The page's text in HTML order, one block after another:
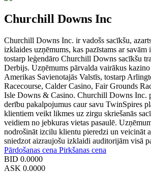
Churchill Downs Inc
Churchill Downs Inc. ir vadošs sacīkšu,
izklaides uzņēmums, kas pazīstams ar
tostarp leģendāro Churchill Downs sacīkšu
Derbijs. Uzņēmums pārvalda vairākus kazino
Amerikas Savienotajās Valstīs, tostarp
Racecourse, Calder Casino, Fair Grounds
Isle Downs & Casino. Churchill Downs Inc.
derību pakalpojumus caur savu TwinSpires
klientiem veikt likmes uz zirgu skriešanās
veidiem no jebkuras vietas pasaulē.
nodrošināt izcilu klientu pieredzi un veicināt
sniedzot aizraujošu izklaidi auditorijām visā
Pārdošanas cena Pirkšanas cena
BID 0.0000
ASK 0.0000